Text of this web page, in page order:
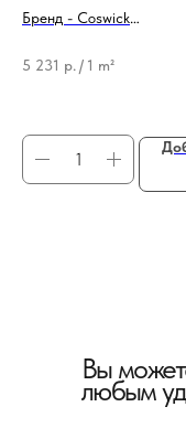
Бренд - Coswick
5 231 р. / 1 m²
Вы
любым